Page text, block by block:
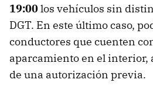
19:00los vehículos sin
DGT. En este último caso,
conductores que cuenten
aparcamiento en el interior,
de una autorización previa.